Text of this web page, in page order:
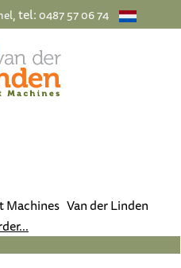
, tel:0487 57 06 74
Van der Linden